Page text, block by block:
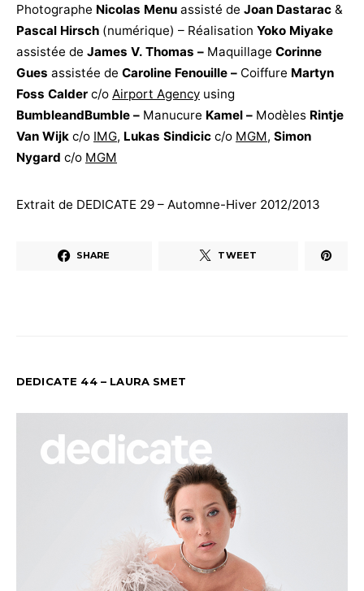
Photographe Nicolas Menu assisté de Joan Dastarac &
Pascal Hirsch (numérique) – Réalisation Yoko Miyake
assistée de James V. Thomas – Maquillage Corinne
Gues assistée de Caroline Fenouille – Coiffure Martyn
Foss Calder c/o Airport Agency using
BumbleandBumble – Manucure Kamel – Modèles Rintje
Van Wijk c/o IMG, Lukas Sindicic c/o MGM, Simon
Nygard c/o MGM
Extrait de DEDICATE 29 – Automne-Hiver 2012/2013
SHARE TWEET
DEDICATE 44 – LAURA SMET